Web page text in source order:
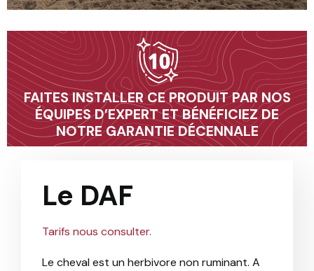
10
FAITES INSTALLER CE PRODUIT PAR NOS
ÉQUIPES D’EXPERT ET BÉNÉFICIEZ DE
NOTRE GARANTIE DÉCENNALE
Le DAF
Tarifs nous consulter.
Le cheval est un herbivore non ruminant. A